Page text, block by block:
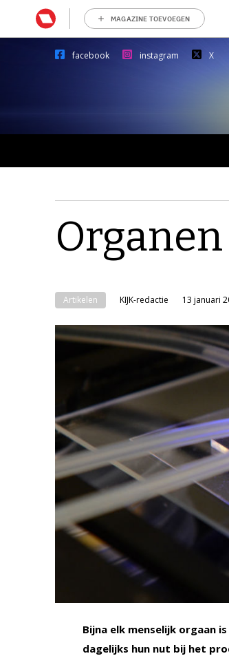
MAGAZINE TOEVOEGEN
facebook instagram X
Artikelen KIJK-redactie 13 januari
Bijna elk menselijk orgaan
dagelijks hun nut bij het